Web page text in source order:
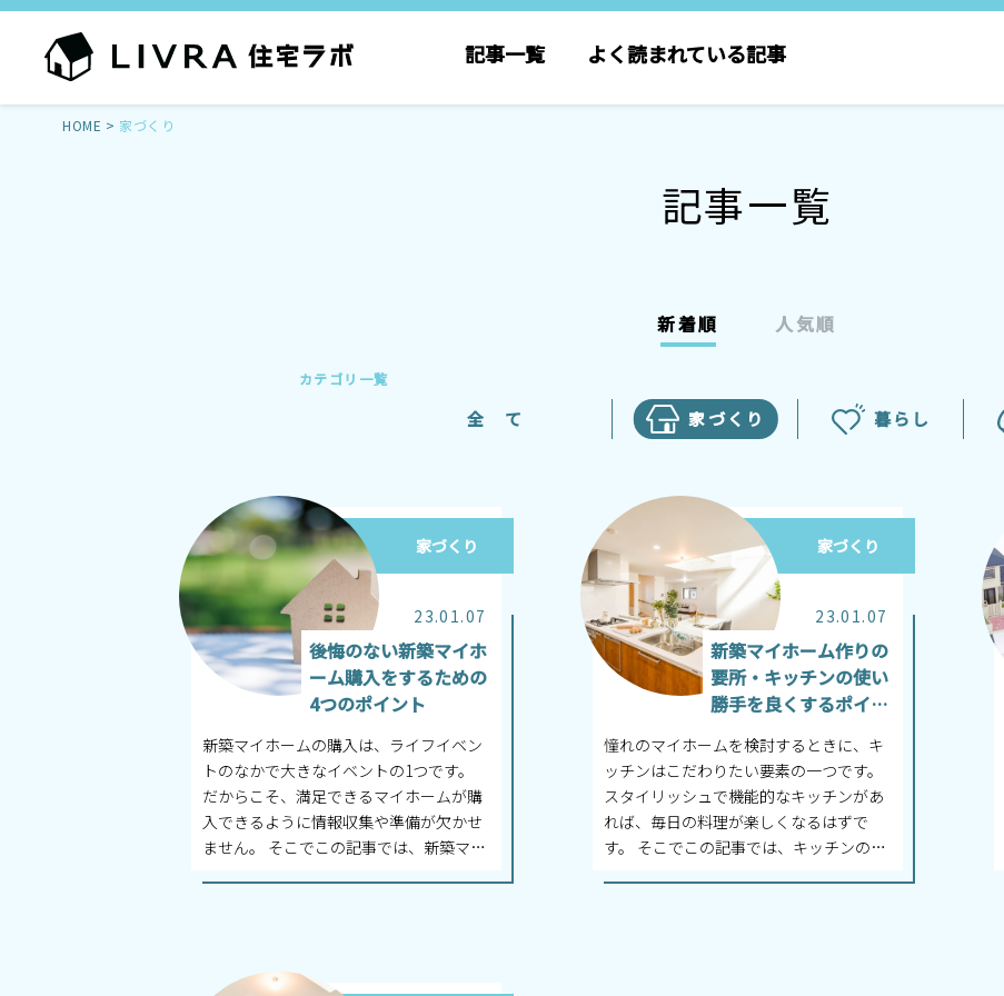
記事一覧 よく読まれている記事
HOME > 家づくり
記事一覧
新着順 人気順
カテゴリ一覧
全 て 家づくり 暮らし
家づくり
23.01.07
後悔のない新築マイホ
ーム購入をするための
4つのポイント
新築マイホームの購入は、ライフイベン
トのなかで大きなイベントの1つです。
だからこそ、満足できるマイホームが購
入できるように情報収集や準備が欠かせ
ません。 そこでこの記事では、新築マイ
家づくり
23.01.07
新築マイホーム作りの
要所・キッチンの使い
勝手を良くするポイン
憧れのマイホームを検討するときに、キ
ッチンはこだわりたい要素の一つです。
スタイリッシュで機能的なキッチンがあ
れば、毎日の料理が楽しくなるはずで
す。 そこでこの記事では、キッチンの種